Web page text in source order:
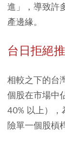
進」，導致許
產邊緣。
台日拒絕
相較之下的台
個股在市場中
40% 以上），
險單一個股槓